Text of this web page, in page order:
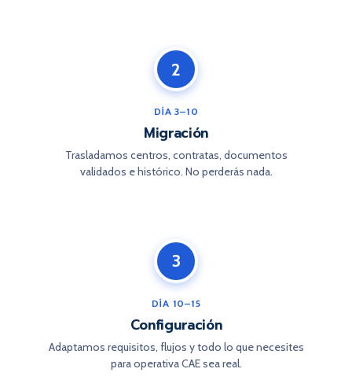
2
DÍA 3–10
Migración
Trasladamos centros, contratas, documentos
validados e histórico. No perderás nada.
3
DÍA 10–15
Configuración
Adaptamos requisitos, flujos y todo lo que necesites
para operativa CAE sea real.